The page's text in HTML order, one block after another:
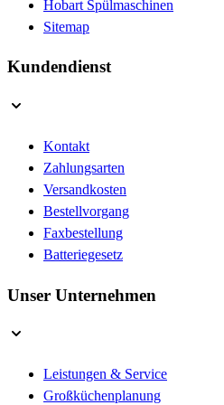
Hobart Spülmaschinen
Sitemap
Kundendienst
Kontakt
Zahlungsarten
Versandkosten
Bestellvorgang
Faxbestellung
Batteriegesetz
Unser Unternehmen
Leistungen & Service
Großküchenplanung